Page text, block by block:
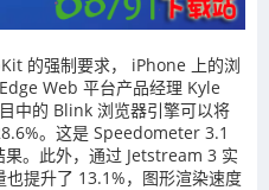
的强制要求， iPhone 上的浏
Web 平台产品经理 Kyle
中的 Blink 浏览器引擎可以将
。这是 Speedometer 3.1
。此外，通过 Jetstream 3 实
提升了 13.1%，图形渲染速度